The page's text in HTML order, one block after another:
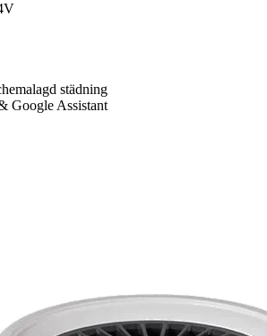
städning
Google Assistant